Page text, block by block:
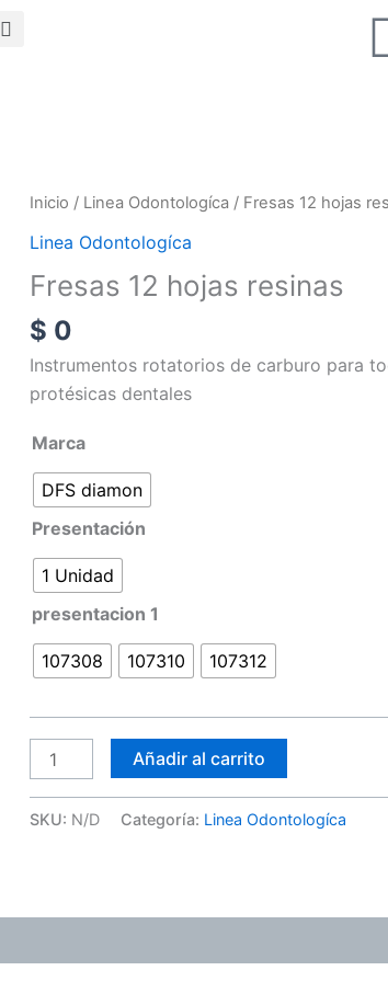
Search
Inicio / Linea Odontologíca / Fresas 12 hojas
Linea Odontologíca
Fresas 12 hojas resinas
$ 0
Instrumentos rotatorios de carburo para
protésicas dentales
Marca
DFS diamon
Presentación
1 Unidad
presentacion 1
107308 107310 107312
Fresas
12
resinas
cantidad
Añadir al carrito
SKU: N/D Categoría: Linea Odontologíca